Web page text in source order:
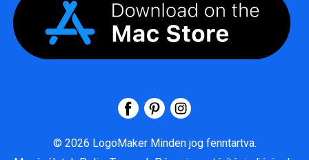
© 2026 LogoMaker Minden jog fenntartva.